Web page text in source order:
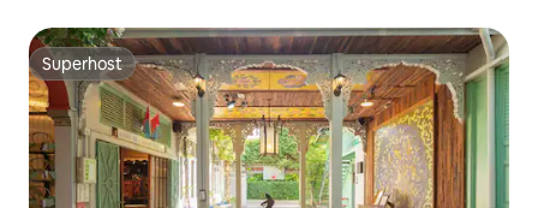
Superhost
Superhost